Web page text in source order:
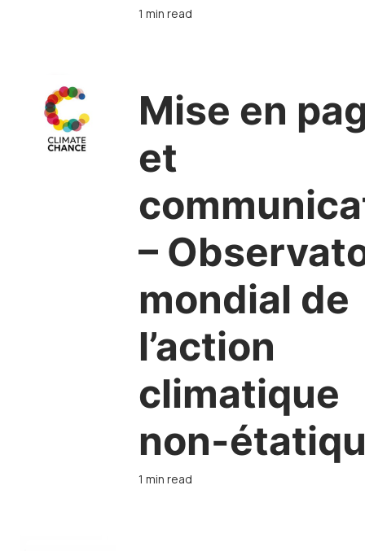
1 min read
Mise en
et
–
mondial de
l’action
climatique
non-
1 min read